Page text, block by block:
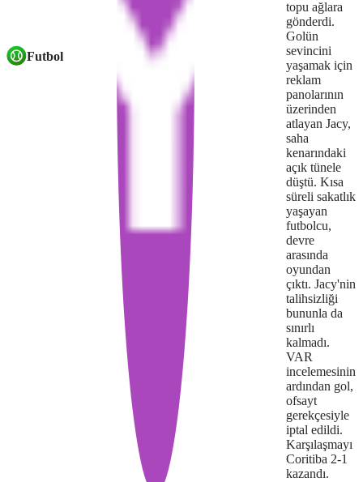
Futbol
because
supported.
topu ağlara
gönderdi.
Golün
sevincini
yaşamak için
reklam
panolarının
üzerinden
atlayan Jacy,
saha
kenarındaki
açık tünele
düştü. Kısa
süreli sakatlık
yaşayan
futbolcu,
devre
arasında
oyundan
çıktı. Jacy'nin
talihsizliği
bununla da
sınırlı
kalmadı.
VAR
incelemesinin
ardından gol,
ofsayt
gerekçesiyle
iptal edildi.
Karşılaşmayı
Coritiba 2-1
kazandı.